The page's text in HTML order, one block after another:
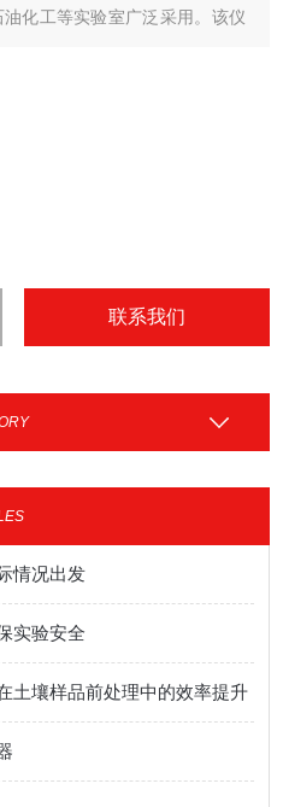
化工等实验室广泛采用。该仪
联系我们
情况出发
实验安全
土壤样品前处理中的效率提升